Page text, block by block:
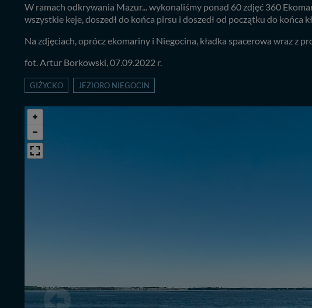
W ramach odkrywania Mazur... wykonaliśmy ponad 60 zdjęć 360
wszystkie keje, doszedł do końca pirsu i doszedł od początku do końca
Na zdjęciach, oprócz ekomariny i Niegocina, kładka spacerowa wraz z
fot. Artur Borkowski, 07.09.2022 r.
GIŻYCKO JEZIORO NIEGOCIN